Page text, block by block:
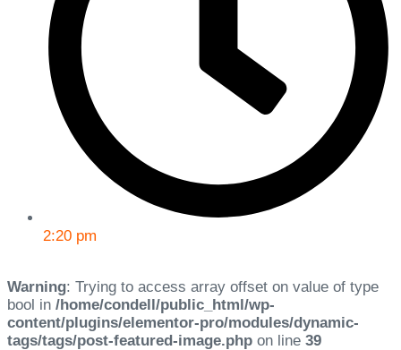
2:20 pm
Warning: Trying to access array offset on value of type
bool in /home/condell/public_html/wp-
content/plugins/elementor-pro/modules/dynamic-
tags/tags/post-featured-image.php on line 39